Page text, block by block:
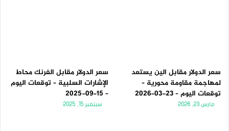
سعر الدولار مقابل الين يستعد
لمهاجمة مقاومة محورية –
توقعات اليوم – 23-03-2026
مارس 23, 2026
سعر الدولار مقابل الفرنك محاط
الإشارات السلبية – توقعات اليوم
– 15-09-2025
سبتمبر 15, 2025